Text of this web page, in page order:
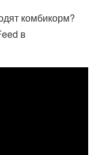
комбикорм?
в